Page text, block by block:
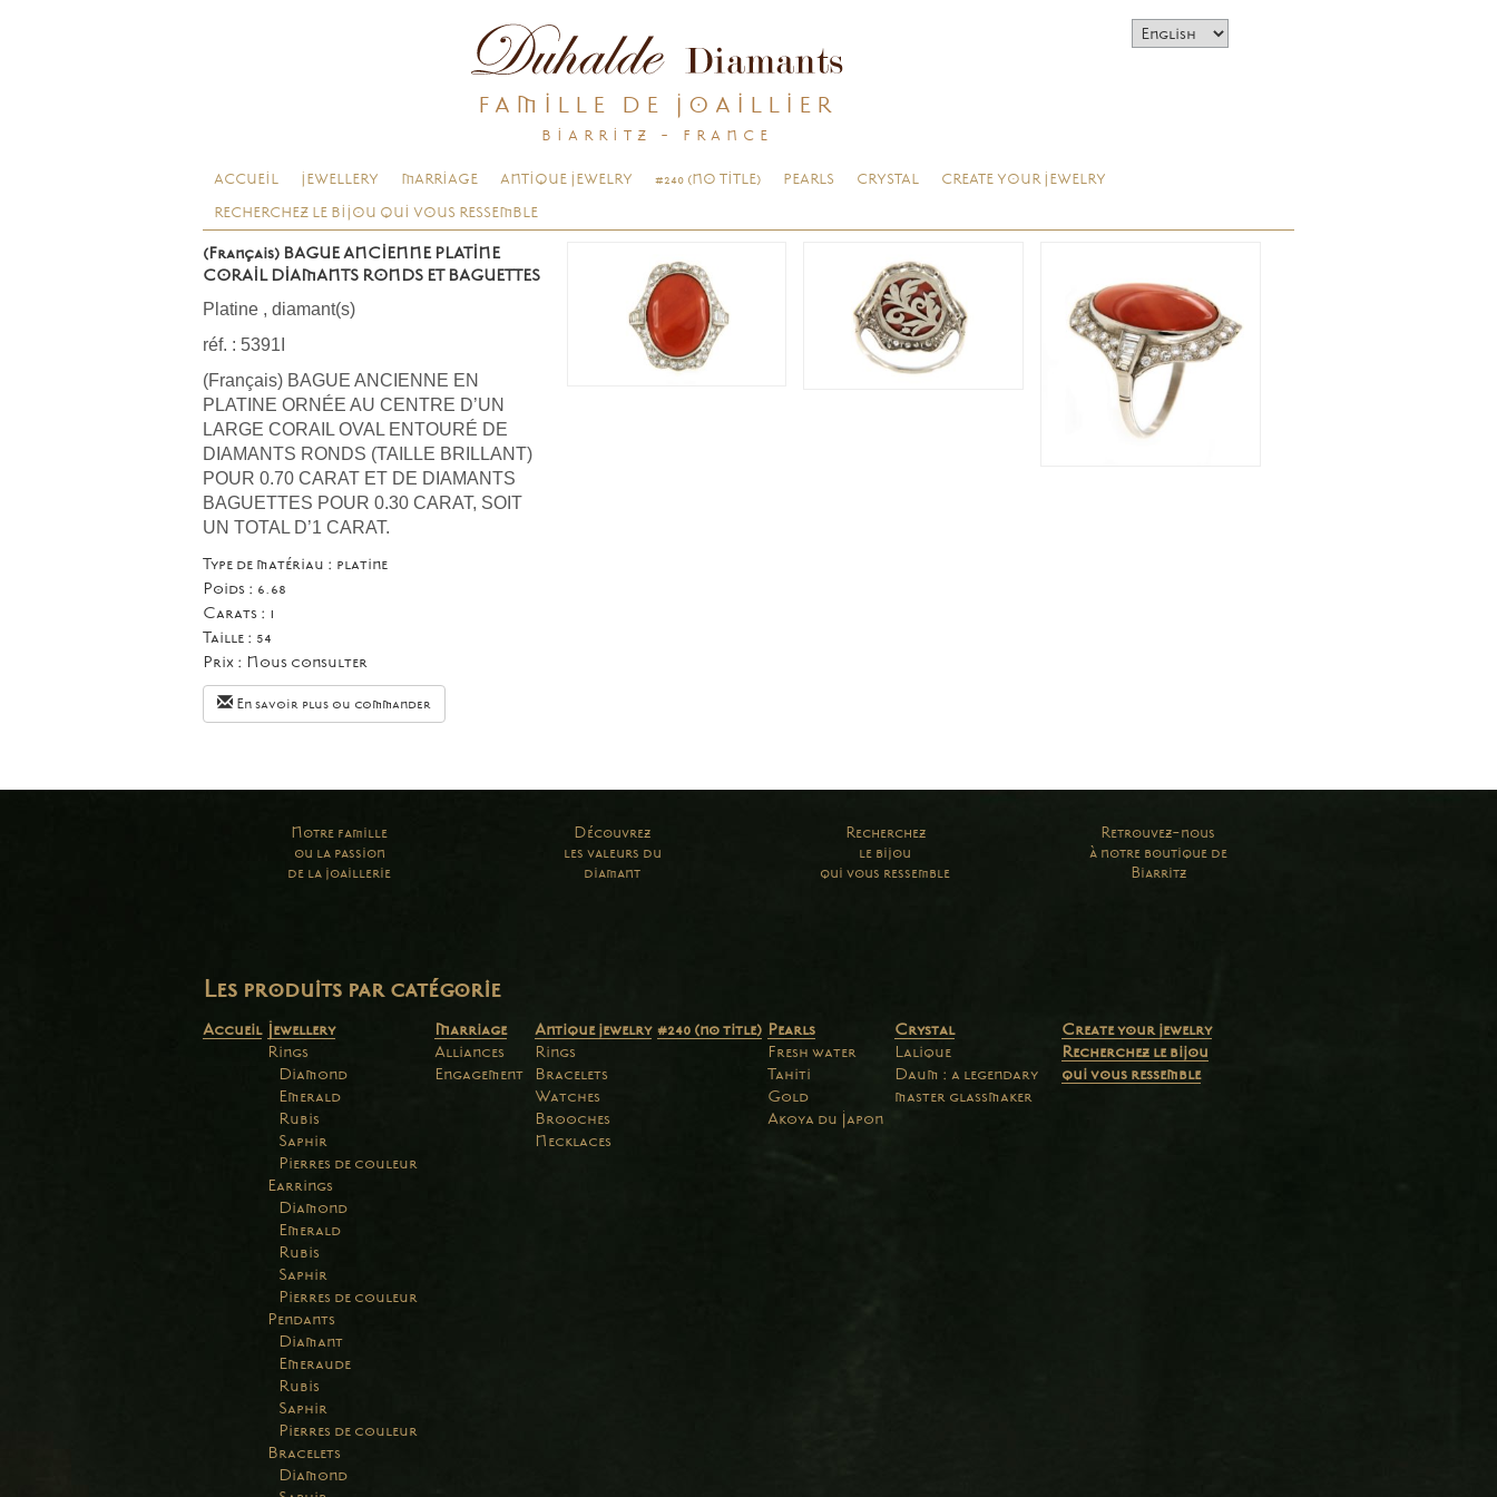
FAMILLE DE JOAILLIER
BIARRITZ - FRANCE
ACCUEIL JEWELLERY MARRIAGE ANTIQUE JEWELRY #240 (NO TITLE) PEARLS CRYSTAL CREATE YOUR JEWELRY
RECHERCHEZ LE BIJOU QUI VOUS RESSEMBLE
(Français) BAGUE ANCIENNE PLATINE
CORAIL DIAMANTS RONDS ET BAGUETTES
Platine , diamant(s)
réf. : 5391I
(Français) BAGUE ANCIENNE EN
PLATINE ORNÉE AU CENTRE D’UN
LARGE CORAIL OVAL ENTOURÉ DE
DIAMANTS RONDS (TAILLE BRILLANT)
POUR 0.70 CARAT ET DE DIAMANTS
BAGUETTES POUR 0.30 CARAT, SOIT
UN TOTAL D’1 CARAT.
Type de matériau : platine
Poids : 6.68
Carats : 1
Taille : 54
Prix : Nous consulter
En savoir plus ou commander
Notre famille
ou la passion
de la joaillerie
Découvrez
les valeurs du
diamant
Recherchez
le bijou
qui vous ressemble
Retrouvez-nous
à notre boutique de
Biarritz
Les produits par catégorie
Accueil Jewellery
Rings
Diamond
Emerald
Rubis
Saphir
Pierres de couleur
Earrings
Diamond
Emerald
Rubis
Saphir
Pierres de couleur
Pendants
Diamant
Emeraude
Rubis
Saphir
Pierres de couleur
Bracelets
Diamond
Marriage
Alliances
Engagement
Antique jewelry
Rings
Bracelets
Watches
Brooches
Necklaces
#240 (no title) Pearls
Fresh water
Tahiti
Gold
Akoya du Japon
Crystal
Lalique
Daum : a legendary
master glassmaker
Create your jewelry
Recherchez le bijou
qui vous ressemble